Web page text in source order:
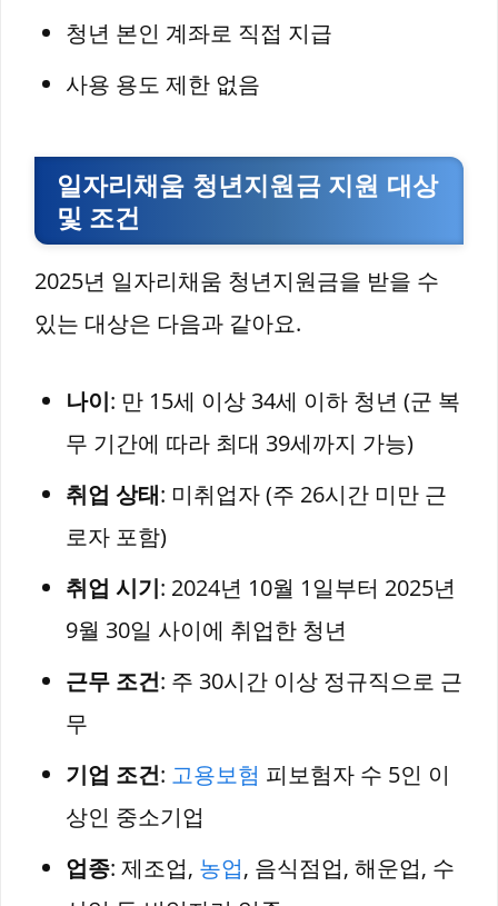
청년 본인 계좌로 직접 지급
사용 용도 제한 없음
일자리채움 청년지원금 지원 대상
및 조건
2025년 일자리채움 청년지원금을 받을 수
있는 대상은 다음과 같아요.
나이: 만 15세 이상 34세 이하 청년 (군 복
무 기간에 따라 최대 39세까지 가능)
취업 상태: 미취업자 (주 26시간 미만 근
로자 포함)
취업 시기: 2024년 10월 1일부터 2025년
9월 30일 사이에 취업한 청년
근무 조건: 주 30시간 이상 정규직으로 근
무
기업 조건: 고용보험 피보험자 수 5인 이
상인 중소기업
업종: 제조업, 농업, 음식점업, 해운업, 수